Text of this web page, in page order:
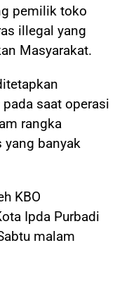
pemilik toko
illegal yang
Masyarakat.
saat operasi
rangka
yang banyak
KBO
Ipda Purbadi
malam